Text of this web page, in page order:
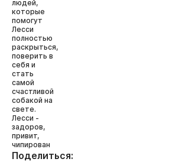
людей,
которые
помогут
Лесси
полностью
раскрыться,
поверить в
себя и
стать
самой
счастливой
собакой на
свете.
Лесси -
задоров,
привит,
чипирован
Поделиться: